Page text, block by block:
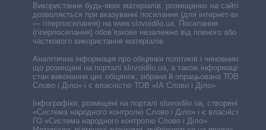
Використання будь-яких матеріалів, розміщених на сайті,
дозволяється при вказуванні посилання (для інтернет-видань
— гіперпосилання) на www.slovoidilo.ua. Посилання
(гіперпосилання) обов’язкове незалежно від повного або
часткового використання матеріалів.
Аналітична інформація про обіцянки політиків і чиновників,
що розміщені на порталі slovoidilo.ua, а також інформація про
стан виконання цих обіцянок, зібрана й опрацьована ТОВ «ІА
Слово і Діло» і є власністю ТОВ «ІА Слово і Діло».
Інфографіки, розміщені на порталі slovoidilo.ua, створені ГО
«Система народного контролю Слово і Діло» і є власністю
ГО «Система народного контролю Слово і Діло».